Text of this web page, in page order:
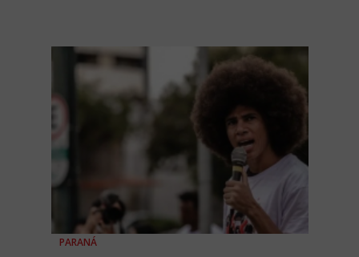
PARANÁ